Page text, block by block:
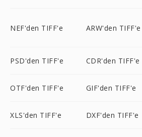
NEF'den TIFF'e ARW'den TIFF'e
PSD'den TIFF'e CDR'den TIFF'e
OTF'den TIFF'e GIF'den TIFF'e
XLS'den TIFF'e DXF'den TIFF'e